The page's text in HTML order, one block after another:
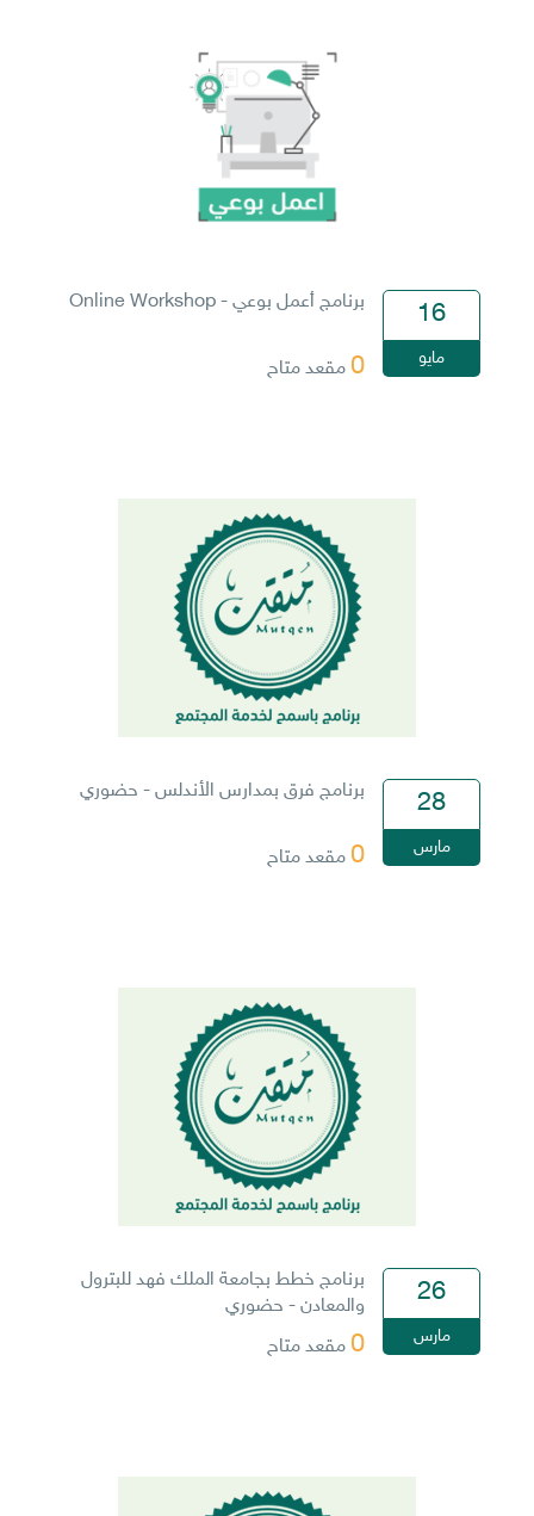
16
مايو
برنامج أعمل بوعي - Online Workshop
0 مقعد متاح
28
مارس
برنامج فرق بمدارس الأندلس - حضوري
0 مقعد متاح
26
مارس
برنامج خطط بجامعة الملك فهد للبترول
والمعادن - حضوري
0 مقعد متاح